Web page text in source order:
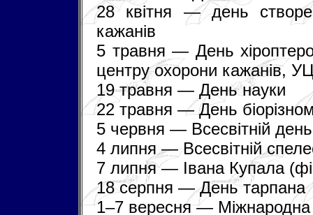
28 квітня — день
кажанів
5 травня — День
центру охорони кажанів,
19 травня — День науки
22 травня — День
5 червня — Всесвітній
4 липня — Всесвітній
7 липня — Івана Купала
18 серпня — День тарпана
1–7 вересня — Міжнародна